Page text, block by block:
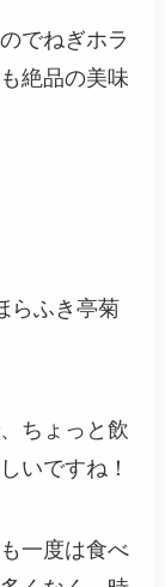
でねぎホラ
絶品の美味
らふき亭菊
ちょっと飲
いですね！
一度は食べ